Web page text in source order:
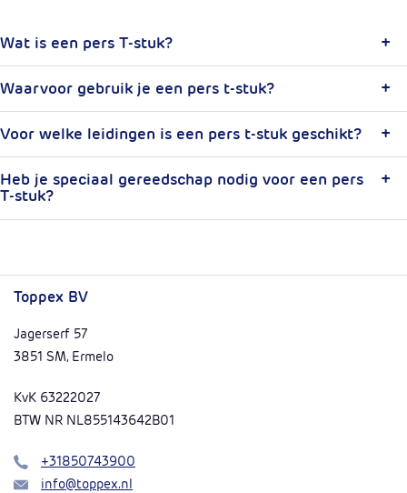
Wat is een pers T-stuk?
Waarvoor gebruik je een pers t-stuk?
Voor welke leidingen is een pers t-stuk geschikt?
Heb je speciaal gereedschap nodig voor een pers
T-stuk?
Toppex BV
Jagerserf 57
3851 SM, Ermelo
KvK 63222027
BTW NR NL855143642B01
Bel
+31850743900
Mail
info@toppex.nl